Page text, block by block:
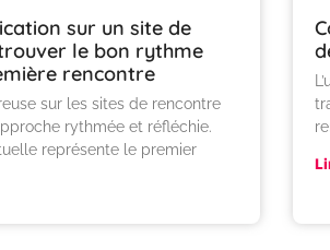
sur un site de
le bon rythme
rencontre
sur les sites de rencontre
rythmée et réfléchie.
représente le premier